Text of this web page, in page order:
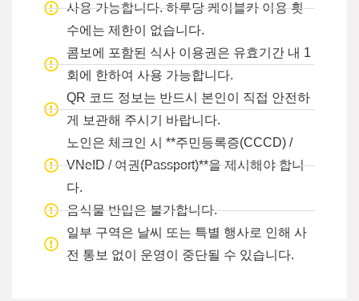
사용 가능합니다. 하루당 케이블카 이용 횟
수에는 제한이 없습니다.
콤보에 포함된 식사 이용권은 유효기간 내 1
회에 한하여 사용 가능합니다.
QR 코드 정보는 반드시 본인이 직접 안전하
게 보관해 주시기 바랍니다.
노인은 체크인 시 **주민등록증(CCCD) /
VNeID / 여권(Passport)**을 제시해야 합니
다.
음식물 반입은 불가합니다.
일부 구역은 날씨 또는 특별 행사로 인해 사
전 통보 없이 운영이 중단될 수 있습니다.